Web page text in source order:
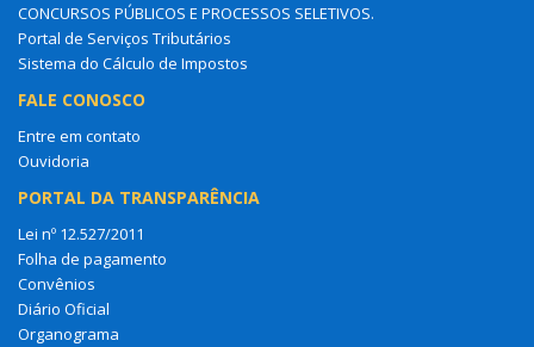
CONCURSOS PÚBLICOS E PROCESSOS SELETIVOS.
Portal de Serviços Tributários
Sistema do Cálculo de Impostos
FALE CONOSCO
Entre em contato
Ouvidoria
PORTAL DA TRANSPARÊNCIA
Lei nº 12.527/2011
Folha de pagamento
Convênios
Diário Oficial
Organograma